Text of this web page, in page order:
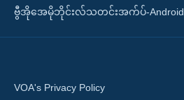
ဗွီအိုအေမိုဘိုင်းလ်သတင်းအက်ပ်-Android
VOA's Privacy Policy